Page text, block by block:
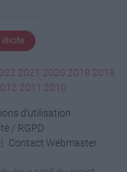
illicite
2021 2020 2019 2018
2011 2010
d'utilisation
/ RGPD
Contact Webmaster